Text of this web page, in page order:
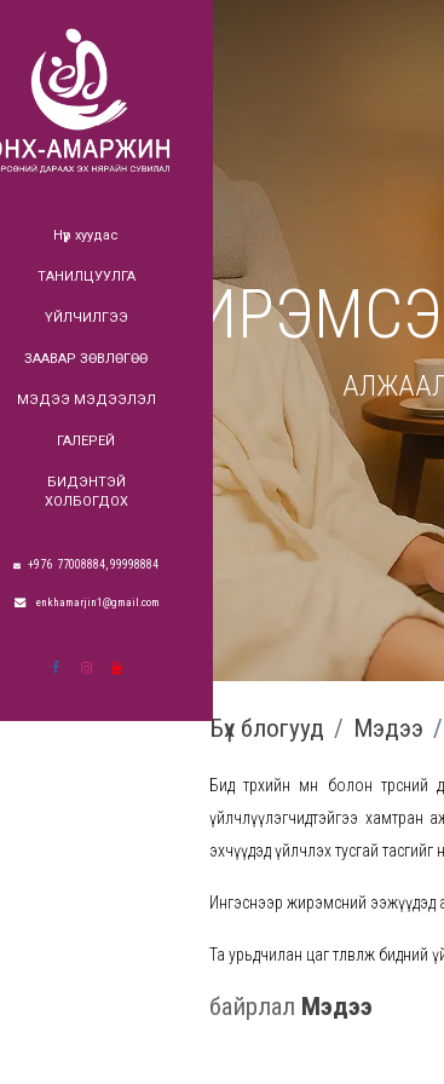
Нүүр хуудас
ТАНИЛЦУУЛГА
ҮЙЛЧИЛГЭЭ
ЗААВАР ЗӨВЛӨГӨӨ
МЭДЭЭ МЭДЭЭЛЭЛ
ГАЛЕРЕЙ
БИДЭНТЭЙ
ХОЛБОГДОХ
+976 77008884, 99998884
enkhamarjin1@gmail.com
Бүх блогууд Мэдээ
Бид төрөхийн өмнө болон
үйлчлүүлэгчидтэйгээ хамтран
эхчүүдэд үйлчлэх тусгай
Ингэснээр жирэмсний ээжүүдэд
Та урьдчилан цаг төлөвлөж
байрлал Мэдээ